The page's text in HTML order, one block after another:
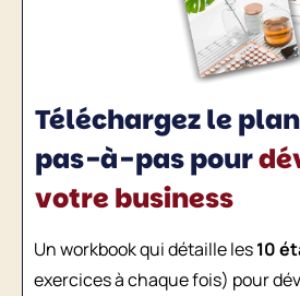
Téléchargez le
pas-à-pas pour
votre business
Un workbook qui détaille les10
exercices à chaque fois) pour